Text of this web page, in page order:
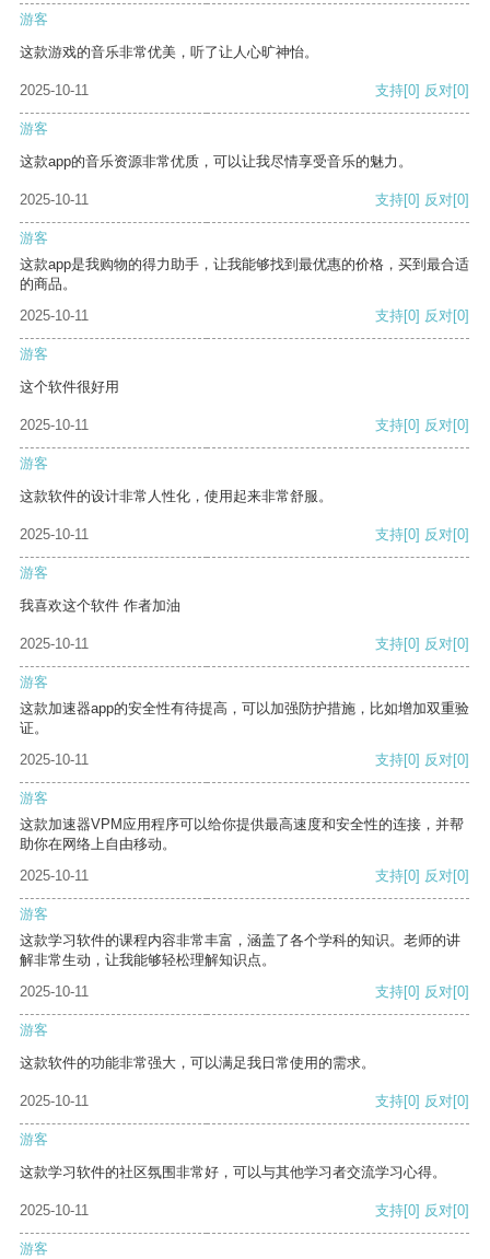
游客
这款游戏的音乐非常优美，听了让人心旷神怡。
2025-10-11 支持[0] 反对[0]
游客
这款app的音乐资源非常优质，可以让我尽情享受音乐的魅力。
2025-10-11 支持[0] 反对[0]
游客
这款app是我购物的得力助手，让我能够找到最优惠的价格，买到最合适
的商品。
2025-10-11
支持[0] 反对[0]
游客
这个软件很好用
2025-10-11 支持[0] 反对[0]
游客
这款软件的设计非常人性化，使用起来非常舒服。
2025-10-11 支持[0] 反对[0]
游客
我喜欢这个软件 作者加油
2025-10-11 支持[0] 反对[0]
游客
这款加速器app的安全性有待提高，可以加强防护措施，比如增加双重验
证。
2025-10-11
支持[0] 反对[0]
游客
这款加速器VPM应用程序可以给你提供最高速度和安全性的连接，并帮
助你在网络上自由移动。
2025-10-11
支持[0] 反对[0]
游客
这款学习软件的课程内容非常丰富，涵盖了各个学科的知识。老师的讲
解非常生动，让我能够轻松理解知识点。
2025-10-11
支持[0] 反对[0]
游客
这款软件的功能非常强大，可以满足我日常使用的需求。
2025-10-11 支持[0] 反对[0]
游客
这款学习软件的社区氛围非常好，可以与其他学习者交流学习心得。
2025-10-11 支持[0] 反对[0]
游客